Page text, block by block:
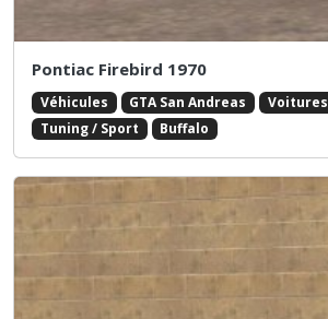
Pontiac Firebird 1970
Véhicules GTA San Andreas Voitures
Tuning / Sport
Buffalo